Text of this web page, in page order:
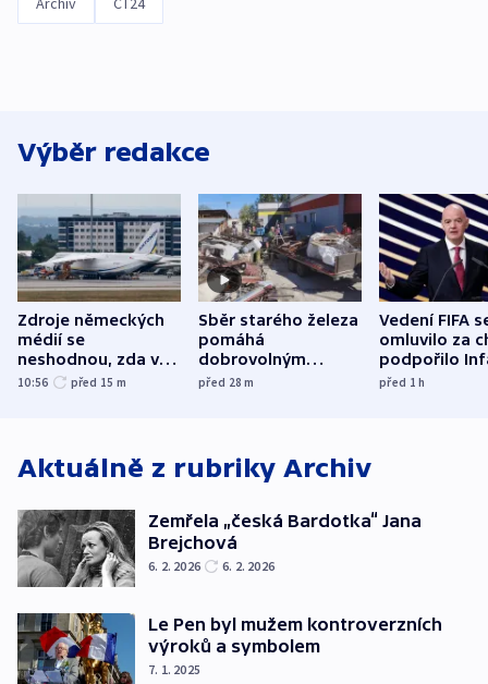
Výběr redakce
Zdroje německých
médií se
neshodnou, zda v
letadle ohroženém
10:56 před 15 m
Sběr starého železa
pomáhá
dobrovolným
hasičům financovat
před 28m
Vedení FIFA
omluvilo za
podpořilo
UEFA trvá na
před 1h
Aktuálně z rubriky Archiv
Zemřela „česká Bardotka“ Jana
Brejchová
6. 2. 2026 6. 2. 2026
Le Pen byl mužem kontroverzních
výroků a symbolem
7. 1. 2025